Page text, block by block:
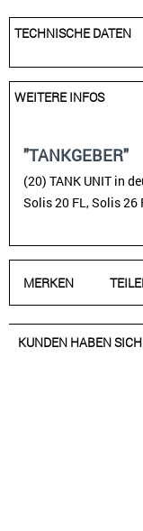
TECHNISCHE DATEN
WEITERE INFOS
"TANKGEBER"
(20) TANK UNIT in
Solis 20 FL, Solis
MERKEN
KUNDEN HABEN